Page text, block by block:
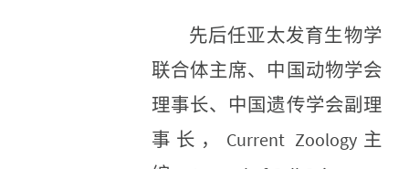
先后任亚太发育生物学
联合体主席、中国动物学会
理事长、中国遗传学会副理
事长，Current Zoology主